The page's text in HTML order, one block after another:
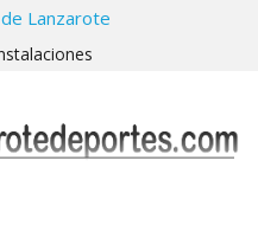
Lanzarote